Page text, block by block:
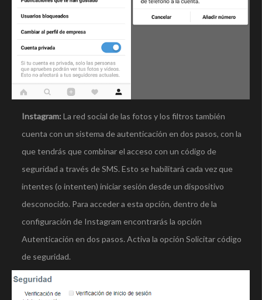
Instagram: La red social de las fotos y los filtros también
cuenta con un sistema de autenticación en dos pasos, con la
que tendrás que combinar el acceso con un código de
seguridad a través de SMS. Esto se habilitará cada vez que
intentes (o intenten) iniciar sesión desde un dispositivo
desconocido. Para acceder a esta opción, dentro de la
configuración de Instagram encontrarás la opción
Autenticación en dos pasos. Activa la opción Solicitar código
de seguridad.